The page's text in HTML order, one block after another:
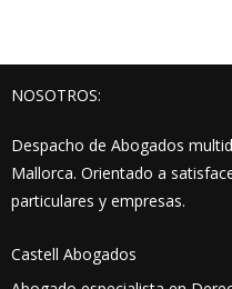
NOSOTROS:
Despacho de Abogados
Mallorca. Orientado a
particulares y empresas.
Castell Abogados